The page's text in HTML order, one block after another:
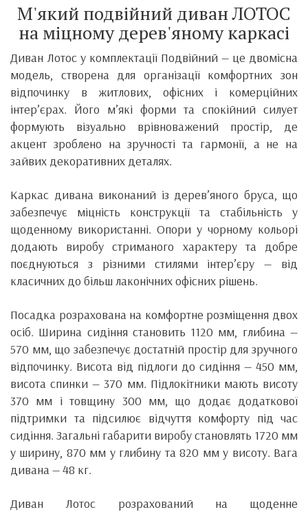
М'який подвійний диван ЛОТОС
на міцному дерев'яному каркасі
Диван Лотос у комплектації Подвійний — це двомісна
модель, створена для організації комфортних зон
відпочинку в житлових, офісних і комерційних
інтер’єрах. Його м’які форми та спокійний силует
формують візуально врівноважений простір, де
акцент зроблено на зручності та гармонії, а не на
зайвих декоративних деталях.
Каркас дивана виконаний із дерев’яного бруса, що
забезпечує міцність конструкції та стабільність у
щоденному використанні. Опори у чорному кольорі
додають виробу стриманого характеру та добре
поєднуються з різними стилями інтер’єру — від
класичних до більш лаконічних офісних рішень.
Посадка розрахована на комфортне розміщення двох
осіб. Ширина сидіння становить 1120 мм, глибина —
570 мм, що забезпечує достатній простір для зручного
відпочинку. Висота від підлоги до сидіння — 450 мм,
висота спинки — 370 мм. Підлокітники мають висоту
370 мм і товщину 300 мм, що додає додаткової
підтримки та підсилює відчуття комфорту під час
сидіння. Загальні габарити виробу становлять 1720 мм
у ширину, 870 мм у глибину та 820 мм у висоту. Вага
дивана — 48 кг.
Диван Лотос розрахований на щоденне